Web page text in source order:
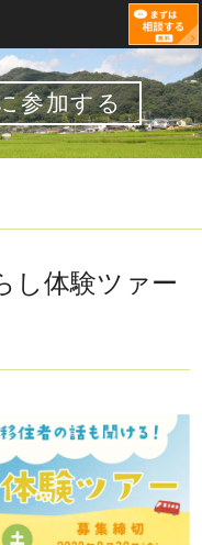
参加する
し体験ツァー